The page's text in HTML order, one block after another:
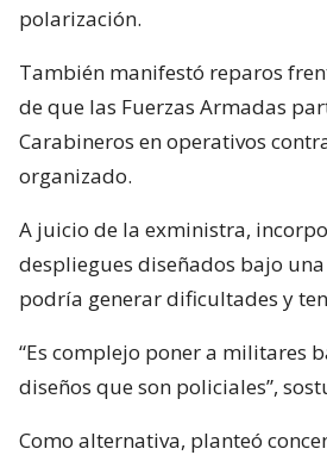
polarización.
También manifestó reparos
de que las Fuerzas Armadas
Carabineros en operativos
organizado.
A juicio de la exministra,
despliegues diseñados bajo
podría generar dificultades y
“Es complejo poner a militares
diseños que son policiales”,
Como alternativa, planteó